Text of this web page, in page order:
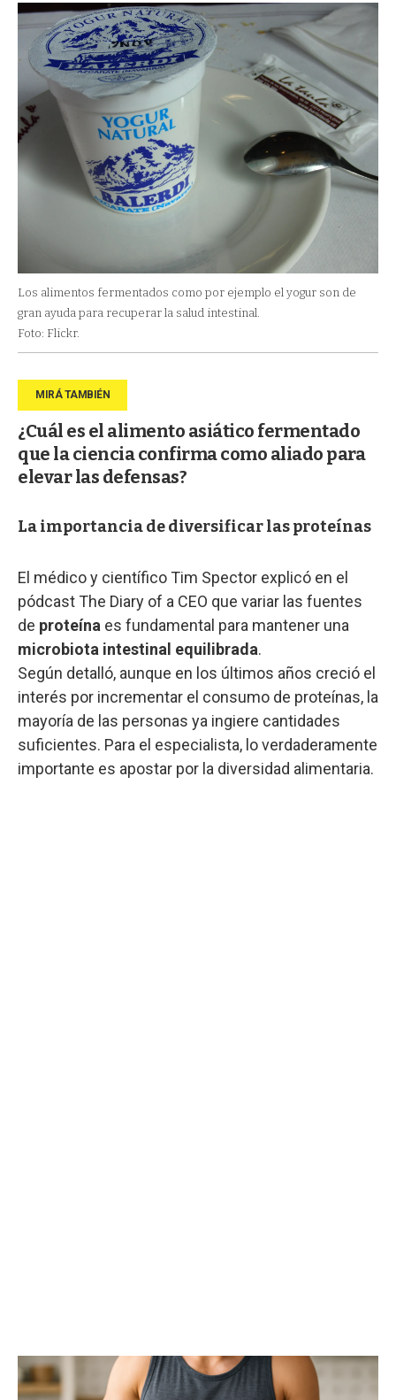
Los alimentos fermentados como por ejemplo el yogur son de
gran ayuda para recuperar la salud intestinal.
Foto: Flickr.
¿Cuál es el alimento asiático fermentado
que la ciencia confirma como aliado para
elevar las defensas?
La importancia de diversificar las proteínas
El médico y científico Tim Spector explicó en el
pódcast The Diary of a CEO que variar las fuentes
de proteína es fundamental para mantener una
microbiota intestinal equilibrada.
Según detalló, aunque en los últimos años creció el
interés por incrementar el consumo de proteínas, la
mayoría de las personas ya ingiere cantidades
suficientes. Para el especialista, lo verdaderamente
importante es apostar por la diversidad alimentaria.